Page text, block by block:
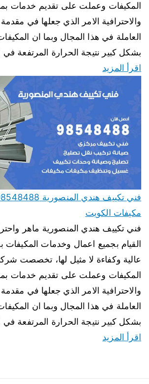
المكيفات وعملت على تقديم خدمات
والاحترافية الامر الذي جعلها في
العاملة في هذا المجال وبما ان
بشكل كبير نتيجة الحرارة المرتفعة
اقرأ المزيد
مكيفات الكويت
فني تكييف هندي المنصورية ماهر
القيام بجميع اعمال وخدمات المكيفات
عالية وكفاءة لا مثيل لها، تخصصت
المكيفات وعملت على تقديم خدمات
والاحترافية الامر الذي جعلها في
العاملة في هذا المجال وبما ان
بشكل كبير نتيجة الحرارة المرتفعة
اقرأ المزيد